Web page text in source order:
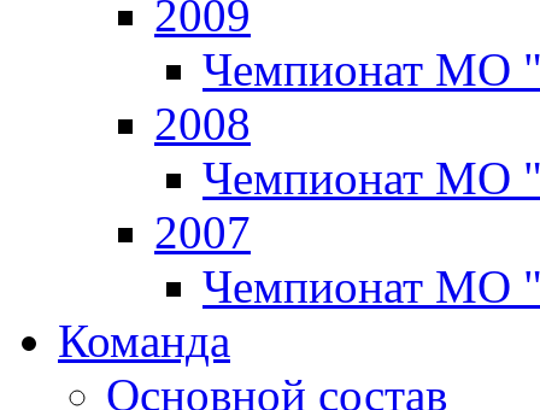
2009
Чемпионат МО
2008
Чемпионат МО
2007
Чемпионат МО
Команда
Основной состав